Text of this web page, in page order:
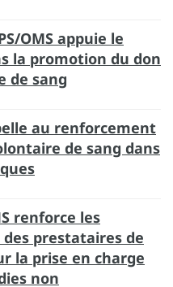
OMS appuie le
la promotion du don
de sang
au renforcement
de sang dans
renforce les
des prestataires de
la prise en charge
non